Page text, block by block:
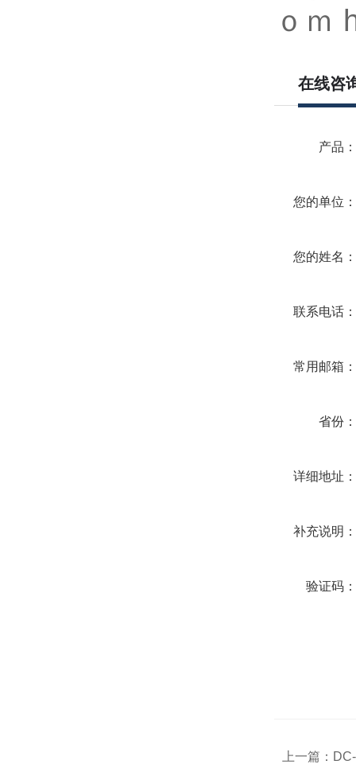
ｏｍ
在线咨
产品
您的单位
您的姓名
联系电话
常用邮箱
省份
详细地址
补充说明
验证码
上一篇：